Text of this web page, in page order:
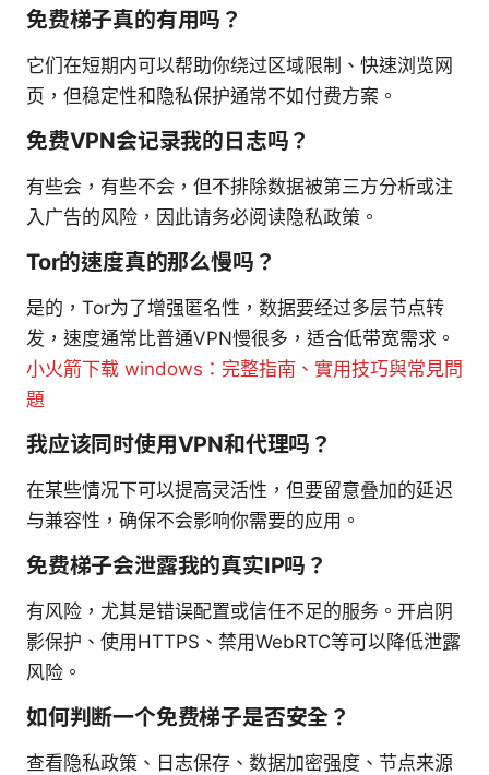
免费梯子真的有用吗？
它们在短期内可以帮助你绕过区域限制、快速浏览网
页，但稳定性和隐私保护通常不如付费方案。
免费VPN会记录我的日志吗？
有些会，有些不会，但不排除数据被第三方分析或注
入广告的风险，因此请务必阅读隐私政策。
Tor的速度真的那么慢吗？
是的，Tor为了增强匿名性，数据要经过多层节点转
发，速度通常比普通VPN慢很多，适合低带宽需求。
小火箭下载 windows：完整指南、實用技巧與常見問
題
我应该同时使用VPN和代理吗？
在某些情况下可以提高灵活性，但要留意叠加的延迟
与兼容性，确保不会影响你需要的应用。
免费梯子会泄露我的真实IP吗？
有风险，尤其是错误配置或信任不足的服务。开启阴
影保护、使用HTTPS、禁用WebRTC等可以降低泄露
风险。
如何判断一个免费梯子是否安全？
查看隐私政策、日志保存、数据加密强度、节点来源